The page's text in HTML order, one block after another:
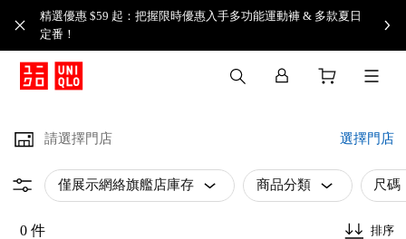
精選優惠 $59 起：把握限時優惠入手多功能運動褲 & 多款夏日
定番！​
請選擇門店 選擇門店
僅展示網絡旗艦店庫存 商品分類 尺碼
0 件 排序